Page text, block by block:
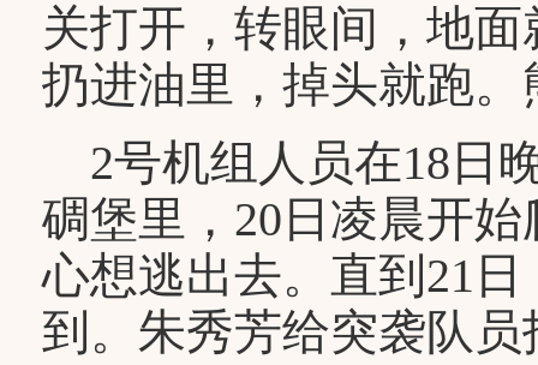
关打开，转眼间，地
扔进油里，掉头就跑
2号机组人员在18日
碉堡里，20日凌晨开
心想逃出去。直到21
到。朱秀芳给突袭队